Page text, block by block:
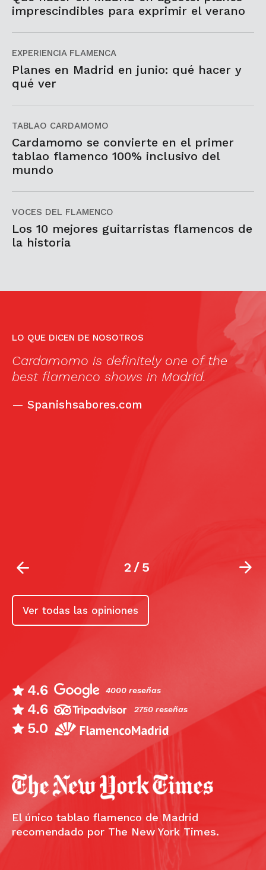
imprescindibles para exprimir el verano
EXPERIENCIA FLAMENCA
Planes en Madrid en junio: qué hacer y
qué ver
TABLAO CARDAMOMO
Cardamomo se convierte en el primer
tablao flamenco 100% inclusivo del
mundo
VOCES DEL FLAMENCO
Los 10 mejores guitarristas flamencos de
la historia
LO QUE DICEN DE NOSOTROS
Cardamomo is definitely one of the
best flamenco shows in Madrid.
— Spanishsabores.com
2/5
Ver todas las opiniones
4.6 4000 reseñas
4.6 2750 reseñas
5.0
El único tablao flamenco de Madrid
recomendado por The New York Times.